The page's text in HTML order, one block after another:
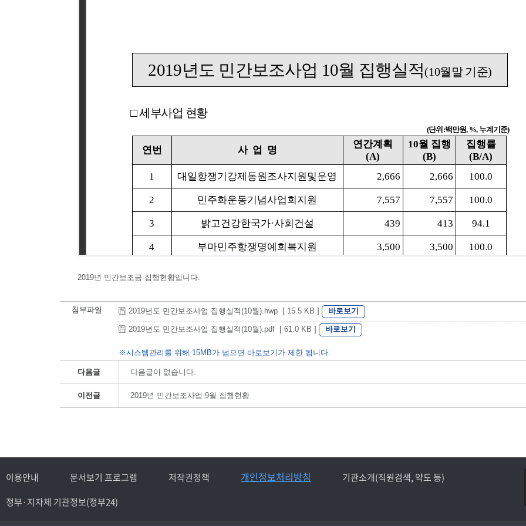
2019년 민간보조금 집행현황입니다.
첨부파일 2019년도 민간보조사업 집행실적(10월).hwp [ 15.5 KB ] 바로보기
2019년도 민간보조사업 집행실적(10월).pdf [ 61.0 KB ] 바로보기
※시스템관리를 위해 15MB가 넘으면 바로보기가 제한 됩니다.
다음글 다음글이 없습니다.
이전글 2019년 민간보조사업 9월 집행현황
이용안내 문서보기 프로그램 저작권정책 개인정보처리방침
기관소개(직원검색, 약도 등)
정부·지자체 기관정보(정부24)